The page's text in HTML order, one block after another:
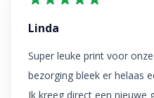
Linda
Super leuke print voor
bezorging bleek er helaas
Ik kreeg direct een nieuwe